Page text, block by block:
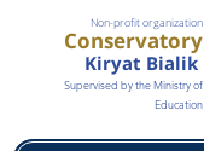
Non-profit organization
Conservatory
Kiryat Bialik
Supervised by the Ministry of
Education